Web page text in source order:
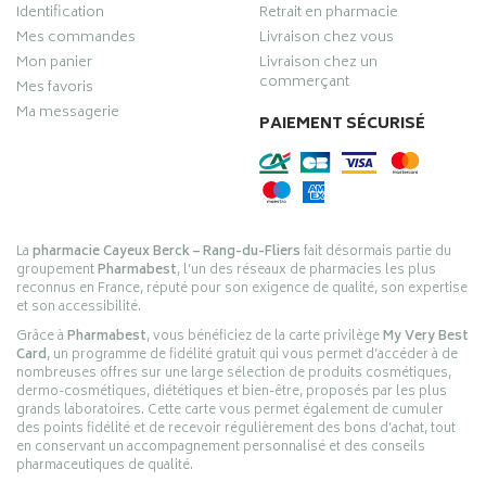
Identification
Mes commandes
Mon panier
Mes favoris
Ma messagerie
Retrait en pharmacie
Livraison chez vous
Livraison chez un
commerçant
PAIEMENT SÉCURISÉ
Lapharmacie Cayeux Berck – Rang-du-Fliersfait désormais partie du
groupementPharmabest, l’un des réseaux de pharmacies les plus
reconnus en France, réputé pour son exigence de qualité, son expertise
et son accessibilité.
Grâce àPharmabest, vous bénéficiez de la carte privilègeMy Very Best
Card, un programme de fidélité gratuit qui vous permet d’accéder à de
nombreuses offres sur une large sélection de produits cosmétiques,
dermo-cosmétiques, diététiques et bien-être, proposés par les plus
grands laboratoires. Cette carte vous permet également de cumuler
des points fidélité et de recevoir régulièrement des bons d’achat, tout
en conservant un accompagnement personnalisé et des conseils
pharmaceutiques de qualité.